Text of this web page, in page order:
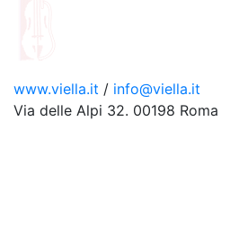
www.viella.it / info@viella.it
Via delle Alpi 32. 00198 Roma